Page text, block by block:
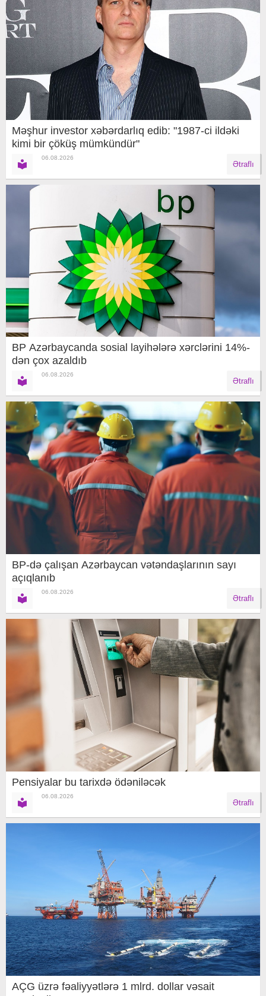
Məşhur investor xəbərdarlıq edib: "1987-ci ildəki
kimi bir çöküş mümkündür"
06.08.2026
Ətraflı
BP Azərbaycanda sosial layihələrə xərclərini 14%-
dən çox azaldıb
06.08.2026
Ətraflı
BP-də çalışan Azərbaycan vətəndaşlarının sayı
açıqlanıb
06.08.2026
Ətraflı
Pensiyalar bu tarixdə ödəniləcək
06.08.2026
Ətraflı
AÇG üzrə fəaliyyətlərə 1 mlrd. dollar vəsait